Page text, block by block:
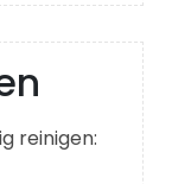
reinigen: